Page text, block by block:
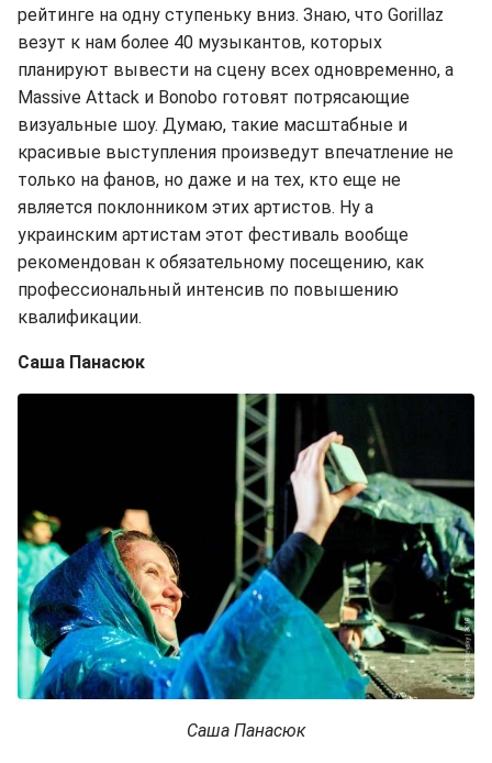
рейтинге на одну ступеньку вниз. Знаю, что Gorillaz
везут к нам более 40 музыкантов, которых
планируют вывести на сцену всех одновременно, а
Massive Attack и Bonobo готовят потрясающие
визуальные шоу. Думаю, такие масштабные и
красивые выступления произведут впечатление не
только на фанов, но даже и на тех, кто еще не
является поклонником этих артистов. Ну а
украинским артистам этот фестиваль вообще
рекомендован к обязательному посещению, как
профессиональный интенсив по повышению
квалификации.
Саша Панасюк
Саша Панасюк